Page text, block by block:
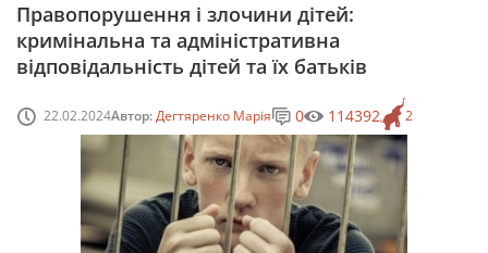
Правопорушення і злочини дітей:
кримінальна та адміністративна
відповідальність дітей та їх батьків
22.02.2024Автор:Дегтяренко Марія 2
0 114392